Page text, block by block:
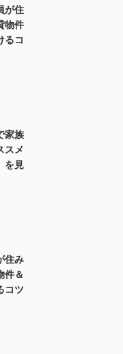
が住
物件
るコ
家族
スメ
を見
住み
件＆
コツ